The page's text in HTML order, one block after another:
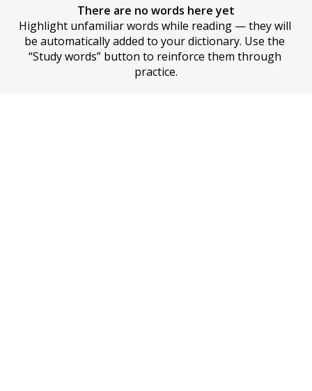
There are no words here yet
Highlight unfamiliar words while reading — they will
be automatically added to your dictionary. Use the
“Study words” button to reinforce them through
practice.